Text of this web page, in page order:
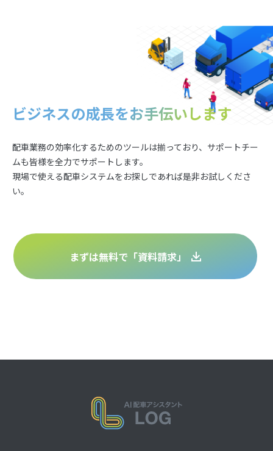
ビジネスの成長をお手伝いします
配車業務の効率化するためのツールは揃っており、サポートチー
ムも皆様を全力でサポートします。
現場で使える配車システムをお探しであれば是非お試しくださ
い。
まずは無料で「資料請求」